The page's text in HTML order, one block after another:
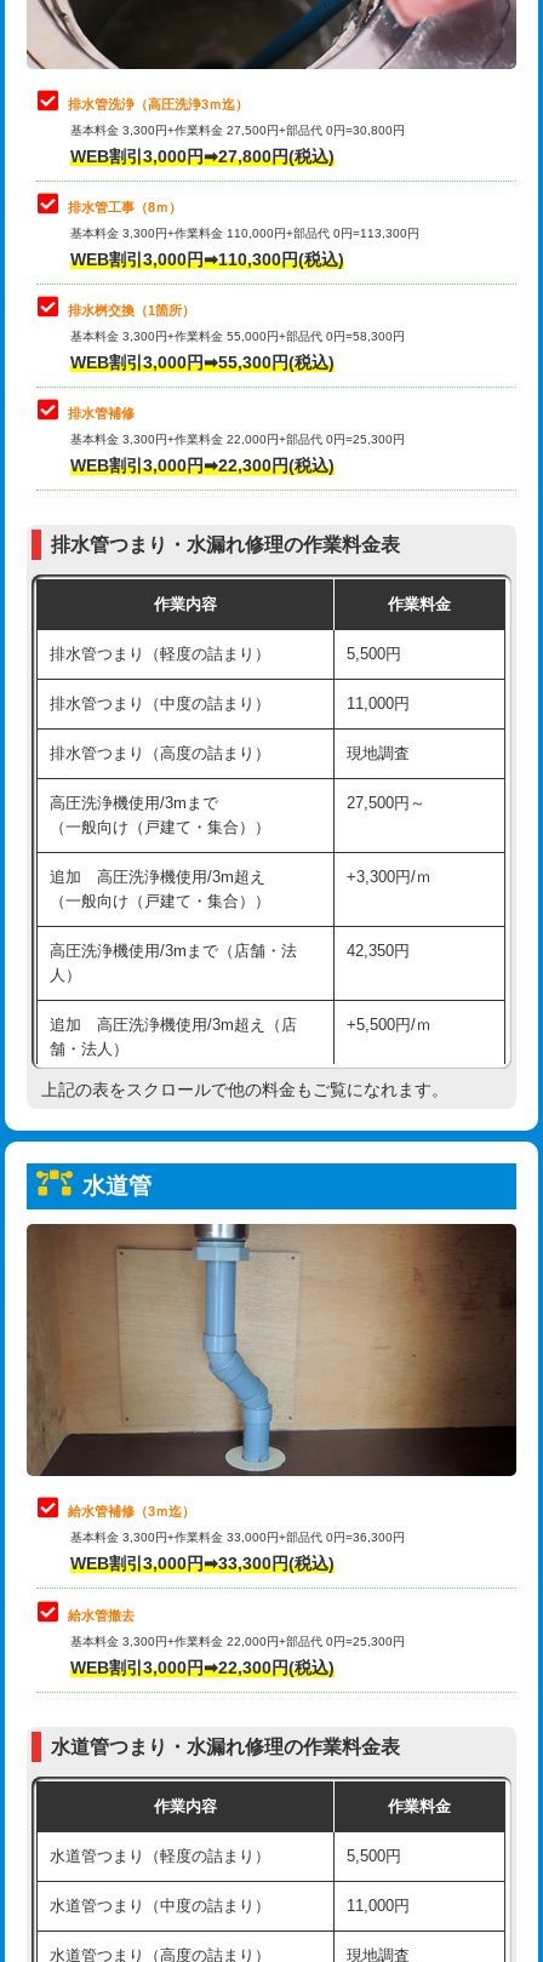
排水管工事（排水管工事/3ｍまで） 55,000円
排水管工事（追加 排水管工事/3ｍ超
え）
マス交換（土の掘削・埋め戻し作業）
マス交換（深さ50㎝未満）
マス交換（深さ50㎝以上）
コンクリート斫り（厚さ10㎝まで）
コンクリート斫り（厚さ10㎝超え）
モルタル補修（厚さ10㎝まで）
モルタル補修（厚さ10㎝超え）
追加人工 16,500円
現場見積
※給水管工事は20mmまでの価格です。
理・調整・分解・加工など（軽作業）
止水・漏水調査・防水処理・清掃・修
理・調整・分解・加工など（中作業）
22,000円
止水・漏水調査・防水処理・清掃・修
理・調整・分解・加工など（重作業）
33,000円
その他部品の脱着
交換・取付（タンク）
交換・取付(単水栓（壁付・デッキ
式）)
交換・取付(混合水栓（壁付・デッキ
式・ワンホール）)
16,500円+材料費
交換・取付(排水栓・排水トラップ
交換・取付（その他部品） 11,000円+材料費
持込商品取付（単水栓） 13,200円
持込商品取付（混合水栓） 16,500円
持込商品取付（浄水器・分岐水栓） 16,500円
給水管工事※（ホール加工) 16,500円
給水管工事※（バンド止め) 3,300円
給水管工事※（支持金具設置)
給水管工事※（保温材使用（バンド止
め込み）)
5,500円
給水管工事※（土の掘削・埋め戻し作
業)
11,000円
給水管工事※（塩ビ管（VP・HI）使
用/3ｍまで)
33,000円
給水管工事※（塩ビ管（VP・HI）使
+8,800円
給水管工事※（ライニング鋼管・銅
管・ポリ管・HT管使用/3ｍまで)
給水管工事※（ライニング鋼管・銅
管・ポリ管・HT管使用/3ｍ超え)
排水管工事（土の掘削・埋め戻し作
11,000円~
排水管工事（排水管工事/3ｍまで） 55,000円
排水管工事（追加 排水管工事/3ｍ超
マス交換（土の掘削・埋め戻し作業）
マス交換（深さ50㎝未満）
マス交換（深さ50㎝以上）
コンクリート斫り（厚さ10㎝まで）
モルタル補修（厚さ10㎝超え） 38,500円
洗面台設置 38,500円
化粧台設置 22,000円
排水管洗浄（高圧洗浄3ｍ迄）
基本料金 3,300円+作業料金 27,500円+部品代 0円=30,800円
WEB割引3,000円➡27,800円(税込)
排水管工事（8ｍ）
基本料金 3,300円+作業料金 110,000円+部品代 0円=113,300円
WEB割引3,000円➡110,300円(税込)
排水桝交換（1箇所）
基本料金 3,300円+作業料金 55,000円+部品代 0円=58,300円
WEB割引3,000円➡55,300円(税込)
排水管補修
基本料金 3,300円+作業料金 22,000円+部品代 0円=25,300円
WEB割引3,000円➡22,300円(税込)
排水管つまり・水漏れ修理の作業料金表
作業内容 作業料金
排水管つまり（軽度の詰まり） 5,500円
排水管つまり（中度の詰まり） 11,000円
排水管つまり（高度の詰まり） 現地調査
高圧洗浄機使用/3mまで
（一般向け（戸建て・集合））
27,500円～
追加 高圧洗浄機使用/3m超え
（一般向け（戸建て・集合））
+3,300円/ｍ
高圧洗浄機使用/3mまで（店舗・法
人）
42,350円
追加 高圧洗浄機使用/3m超え（店
舗・法人）
+5,500円/ｍ
高度高圧洗浄換 現地調査
トーラー機使用/3mまで
追加トーラー機使用/3m超え
33,000円
8,800円
止水・漏水調査・防水処理・清掃・修
理・調整・分解・加工など（軽作業）
11,000円
止水・漏水調査・防水処理・清掃・修
理・調整・分解・加工など（中作業）
止水・漏水調査・防水処理・清掃・修
理・調整・分解・加工など（重作業）
33,000円
その他部品の脱着
交換・取付（タンク）
式）)
式・ワンホール）)
交換・取付(排水栓・排水トラップ
22,000円+材料費
上記の表をスクロールで他の料金もご覧になれます。
水道管
給水管補修（3ｍ迄）
基本料金 3,300円+作業料金 33,000円+部品代 0円=36,300円
WEB割引3,000円➡33,300円(税込)
給水管撤去
基本料金 3,300円+作業料金 22,000円+部品代 0円=25,300円
WEB割引3,000円➡22,300円(税込)
水道管つまり・水漏れ修理の作業料金表
作業内容 作業料金
水道管つまり（軽度の詰まり） 5,500円
水道管つまり（中度の詰まり） 11,000円
水道管つまり（高度の詰まり） 現地調査